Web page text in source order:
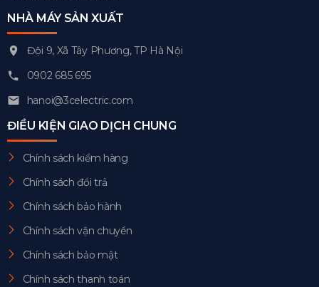
NHÀ MÁY SẢN XUẤT
Đội 9, Xã Tây Phương, TP Hà Nội
0902 685 695
hanoi@3celectric.com
ĐIỀU KIỆN GIAO DỊCH CHUNG
Chính sách kiểm hàng
Chính sách đổi trả
Chính sách bảo hành
Chính sách vận chuyển
Chính sách bảo mật
Chính sách thanh toán